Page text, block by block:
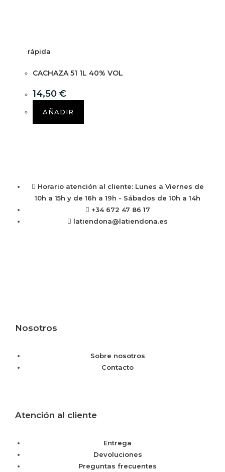
rápida
CACHAZA 51 1L 40% VOL
14,50 €
AÑADIR
Horario atención al cliente: Lunes a Viernes de
10h a 15h y de 16h a 19h - Sábados de 10h a 14h
+34 672 47 86 17
latiendona@latiendona.es
Nosotros
Sobre nosotros
Contacto
Atención al cliente
Entrega
Devoluciones
Preguntas frecuentes